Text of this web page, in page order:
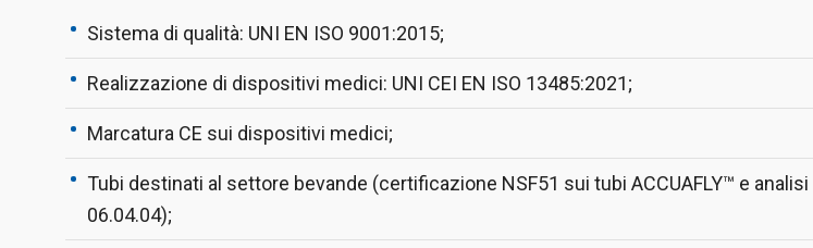
Sistema di qualità: UNI EN ISO 9001:2015;
Realizzazione di dispositivi medici: UNI CEI EN ISO 13485:2021;
Marcatura CE sui dispositivi medici;
Tubi destinati al settore bevande (certificazione NSF51 sui tubi ACCUAFLY™ e
06.04.04);